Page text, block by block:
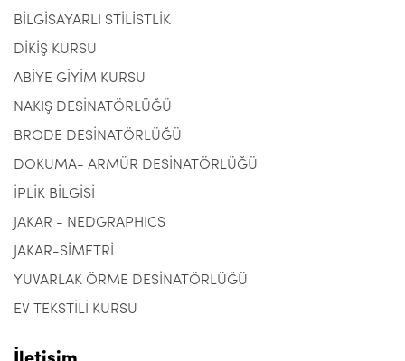
BİLGİSAYARLI STİLİSTLİK
DİKİŞ KURSU
ABİYE GİYİM KURSU
NAKIŞ DESİNATÖRLÜĞÜ
BRODE DESİNATÖRLÜĞÜ
DOKUMA- ARMÜR DESİNATÖRLÜĞÜ
İPLİK BİLGİSİ
JAKAR - NEDGRAPHICS
JAKAR-SİMETRİ
YUVARLAK ÖRME DESİNATÖRLÜĞÜ
EV TEKSTİLİ KURSU